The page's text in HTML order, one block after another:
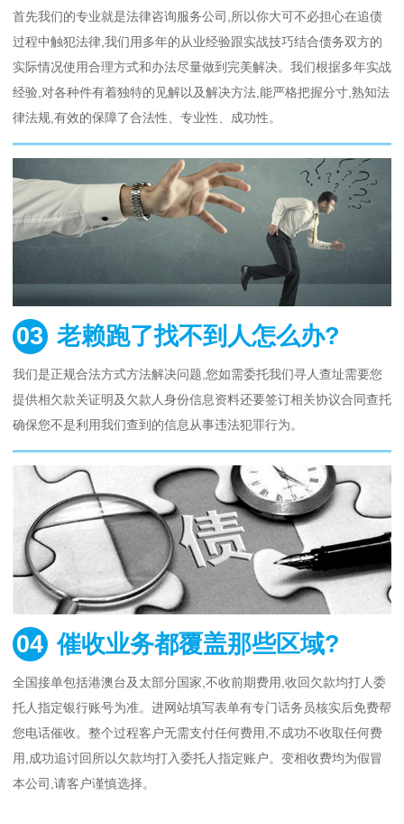
首先我们的专业就是法律咨询服务公司,所以你大可不必担心在追债
过程中触犯法律,我们用多年的从业经验跟实战技巧结合债务双方的
实际情况使用合理方式和办法尽量做到完美解决。我们根据多年实战
经验,对各种件有着独特的见解以及解决方法,能严格把握分寸,熟知法
律法规,有效的保障了合法性、专业性、成功性。
03 老赖跑了找不到人怎么办?
我们是正规合法方式方法解决问题,您如需委托我们寻人查址需要您
提供相欠款关证明及欠款人身份信息资料还要签订相关协议合同查托
确保您不是利用我们查到的信息从事违法犯罪行为。
04 催收业务都覆盖那些区域?
全国接单包括港澳台及太部分国家,不收前期费用,收回欠款均打人委
托人指定银行账号为准。进网站填写表单有专门话务员核实后免费帮
您电话催收。整个过程客户无需支付任何费用,不成功不收取任何费
用,成功追讨回所以欠款均打入委托人指定账户。变相收费均为假冒
本公司,请客户谨慎选择。